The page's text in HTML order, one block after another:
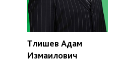
Тлишев Адам
Измаилович